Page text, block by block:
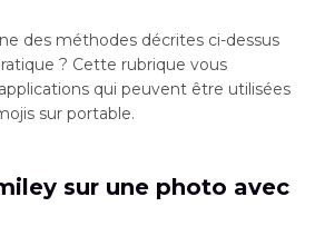
des méthodes décrites ci-dessus
? Cette rubrique vous
qui peuvent être utilisées
sur portable.
sur une photo avec